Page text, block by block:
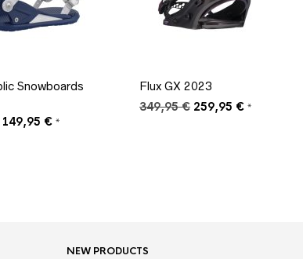
Snowboards
Ursprünglicher
149,95 €Aktueller
*
Flux GX 2023
349,95€ Ursprünglicher
259,95 €Aktueller
*
NEW PRODUCTS